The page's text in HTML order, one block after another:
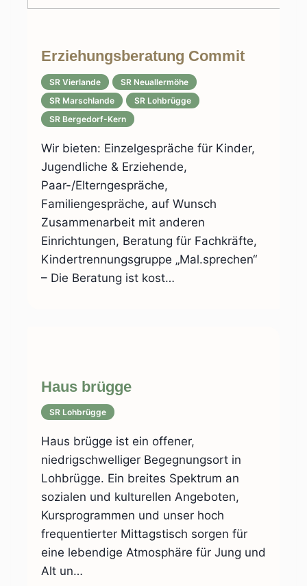
Erziehungsberatung Commit
SR Vierlande
SR Neuallermöhe
SR Marschlande
SR Lohbrügge
SR Bergedorf-Kern
Wir bieten: Einzelgespräche für Kinder,
Jugendliche & Erziehende,
Paar-/Elterngespräche,
Familiengespräche, auf Wunsch
Zusammenarbeit mit anderen
Einrichtungen, Beratung für Fachkräfte,
Kindertrennungsgruppe „Mal.sprechen“
– Die Beratung ist kost…
Haus brügge
SR Lohbrügge
Haus brügge ist ein offener,
niedrigschwelliger Begegnungsort in
Lohbrügge. Ein breites Spektrum an
sozialen und kulturellen Angeboten,
Kursprogrammen und unser hoch
frequentierter Mittagstisch sorgen für
eine lebendige Atmosphäre für Jung und
Alt un…